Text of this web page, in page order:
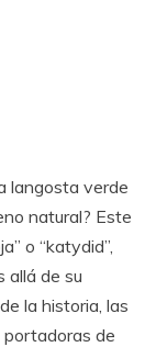
langosta verde
natural? Este
o “katydid”,
allá de su
la historia, las
de